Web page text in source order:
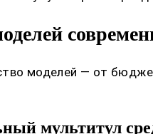
моделей — от
мультитул